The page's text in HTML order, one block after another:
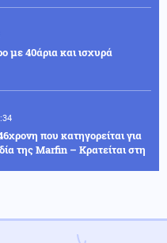
με 40άρια και ισχυρά
που κατηγορείται για
της Marfin – Κρατείται στη
για Θέουτα και Μελίγια,
το μεταναστευτικό